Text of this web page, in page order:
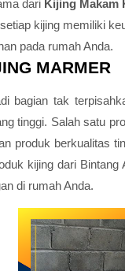
dari Kijing Makam
kijing memiliki
pada rumah Anda.
MARMER
bagian tak
tinggi. Salah satu
produk berkualitas
kijing dari
di rumah Anda.